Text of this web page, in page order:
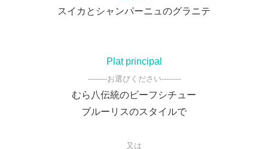
スイカとシャンパーニュのグラニテ
Plat principal
--------お選びください--------
むら八伝統のビーフシチュー
ブルーリスのスタイルで
又は